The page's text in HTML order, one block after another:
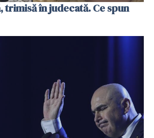
trimisă în judecată. Ce spun